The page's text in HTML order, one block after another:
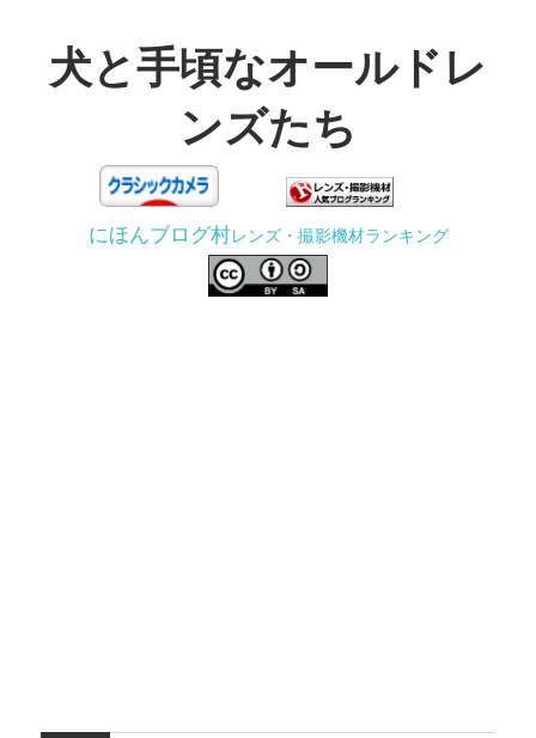
テ犬と手頃なオールドレ
ンズたち
う
にほんブログ村レンズ・撮影機材ランキング